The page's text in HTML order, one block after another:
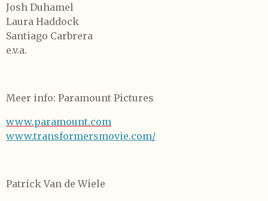
Josh Duhamel
Laura Haddock
Santiago Carbrera
e.v.a.
Meer info: Paramount Pictures
www.paramount.com
www.transformersmovie.com/
Patrick Van de Wiele